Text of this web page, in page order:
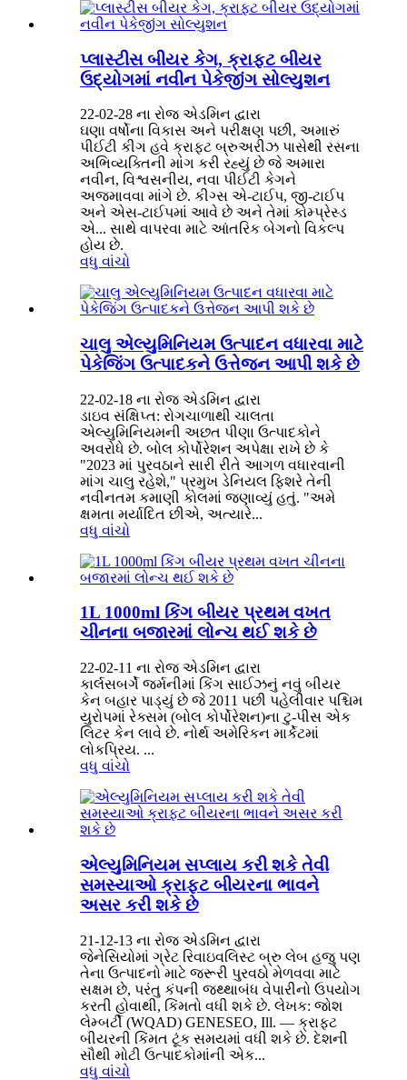
પ્લાસ્ટીસ બીયર કેગ, ક્રાફ્ટ બીયર
ઉદ્યોગમાં નવીન પેકેજીંગ સોલ્યુશન
22-02-28 ના રોજ એડમિન દ્વારા
ઘણા વર્ષોના વિકાસ અને પરીક્ષણ પછી, અમારું
પીઈટી કીગ હવે ક્રાફ્ટ બ્રુઅરીઝ પાસેથી રસના
અભિવ્યક્તિની માંગ કરી રહ્યું છે જે અમારા
નવીન, વિશ્વસનીય, નવા પીઈટી કેગને
અજમાવવા માંગે છે. કીગ્સ એ-ટાઈપ, જી-ટાઈપ
અને એસ-ટાઈપમાં આવે છે અને તેમાં કોમ્પ્રેસ્ડ
એ... સાથે વાપરવા માટે આંતરિક બેગનો વિકલ્પ
હોય છે.
વધુ વાંચો
ચાલુ એલ્યુમિનિયમ ઉત્પાદન વધારવા માટે
પેકેજિંગ ઉત્પાદકને ઉત્તેજન આપી શકે છે
22-02-18 ના રોજ એડમિન દ્વારા
ડાઇવ સંક્ષિપ્ત: રોગચાળાથી ચાલતા
એલ્યુમિનિયમની અછત પીણા ઉત્પાદકોને
અવરોધે છે. બોલ કોર્પોરેશન અપેક્ષા રાખે છે કે
"2023 માં પુરવઠાને સારી રીતે આગળ વધારવાની
માંગ ચાલુ રહેશે," પ્રમુખ ડેનિયલ ફિશરે તેની
નવીનતમ કમાણી કોલમાં જણાવ્યું હતું. "અમે
ક્ષમતા મર્યાદિત છીએ, અત્યારે...
વધુ વાંચો
1L 1000ml કિંગ બીયર પ્રથમ વખત
ચીનના બજારમાં લોન્ચ થઈ શકે છે
22-02-11 ના રોજ એડમિન દ્વારા
કાર્લસબર્ગે જર્મનીમાં કિંગ સાઈઝનું નવું બીયર
કેન બહાર પાડ્યું છે જે 2011 પછી પહેલીવાર પશ્ચિમ
યુરોપમાં રેક્સમ (બોલ કોર્પોરેશન)ના ટુ-પીસ એક
લિટર કેન લાવે છે. નોર્થ અમેરિકન માર્કેટમાં
લોકપ્રિય. ...
વધુ વાંચો
એલ્યુમિનિયમ સપ્લાય કરી શકે તેવી
સમસ્યાઓ ક્રાફ્ટ બીયરના ભાવને
અસર કરી શકે છે
21-12-13 ના રોજ એડમિન દ્વારા
જેનેસિયોમાં ગ્રેટ રિવાઇવલિસ્ટ બ્રુ લેબ હજુ પણ
તેના ઉત્પાદનો માટે જરૂરી પુરવઠો મેળવવા માટે
સક્ષમ છે, પરંતુ કંપની જથ્થાબંધ વેપારીનો ઉપયોગ
કરતી હોવાથી, કિંમતો વધી શકે છે. લેખક: જોશ
લેમ્બર્ટી (WQAD) GENESEO, Ill. — ક્રાફ્ટ
બીયરની કિંમત ટૂંક સમયમાં વધી શકે છે. દેશની
સૌથી મોટી ઉત્પાદકોમાંની એક...
વધુ વાંચો